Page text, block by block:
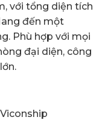
với tổng diện tích
đến một
Phù hợp với mọi
đại diện, công